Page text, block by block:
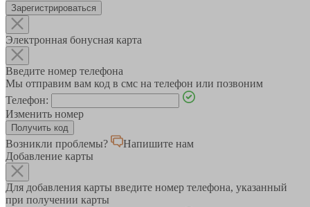
Зарегистрироваться
Электронная бонусная карта
Введите номер телефона
Мы отправим вам код в смс на телефон или позвоним
Телефон:
Изменить номер
Возникли проблемы?
Напишите нам
Добавление карты
Для добавления карты введите номер телефона, указанный
при получении карты